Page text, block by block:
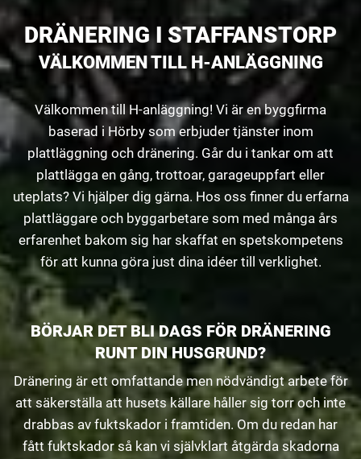
DRÄNERING I STAFFANSTORP
VÄLKOMMEN TILL H-ANLÄGGNING
Välkommen till H-anläggning! Vi är en byggfirma
baserad i Hörby som erbjuder tjänster inom
plattläggning och dränering. Går du i tankar om att
plattlägga en gång, trottoar, garageuppfart eller
uteplats? Vi hjälper dig gärna. Hos oss finner du erfarna
plattläggare och byggarbetare som med många års
erfarenhet bakom sig har skaffat en spetskompetens
för att kunna göra just dina idéer till verklighet.
BÖRJAR DET BLI DAGS FÖR DRÄNERING
RUNT DIN HUSGRUND?
Dränering är ett omfattande men nödvändigt arbete för
att säkerställa att husets källare håller sig torr och inte
drabbas av fuktskador i framtiden. Om du redan har
fått fuktskador så kan vi självklart åtgärda skadorna